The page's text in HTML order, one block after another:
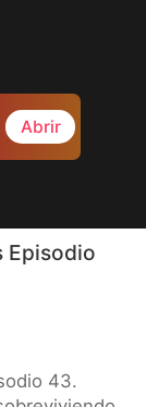
Abrir
Episodio
43.